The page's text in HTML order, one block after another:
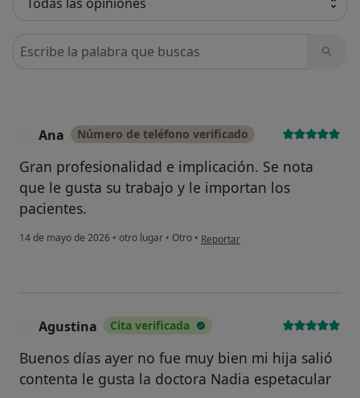
Busca en opiniones
Ana Número de teléfono verificado
Gran profesionalidad e implicación. Se nota
que le gusta su trabajo y le importan los
pacientes.
14 de mayo de 2026 • otro lugar • Otro • en opinión del usuario Ana
Reportar
Agustina Cita verificada
Buenos días ayer no fue muy bien mi hija salió
contenta le gusta la doctora Nadia espetacular